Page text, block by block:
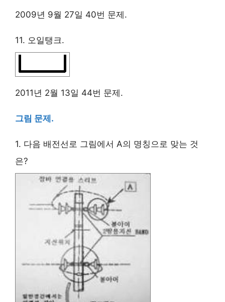
2009년 9월 27일 40번 문제.
11. 오일탱크.
2011년 2월 13일 44번 문제.
그림 문제.
1. 다음 배전선로 그림에서 A의 명칭으로 맞는 것
은?